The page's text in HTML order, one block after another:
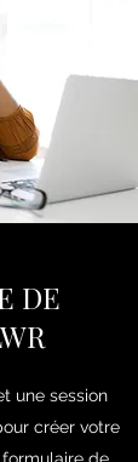
DE
une session
créer votre